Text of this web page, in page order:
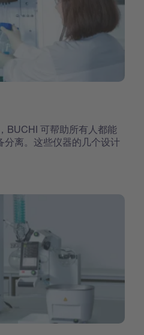
BUCHI 可帮助所有人都能
分离。这些仪器的几个设计